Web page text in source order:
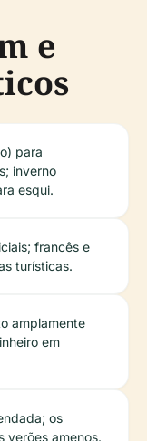
e
para
inverno
esqui.
francês e
turísticas.
amplamente
em
os
verões amenos.